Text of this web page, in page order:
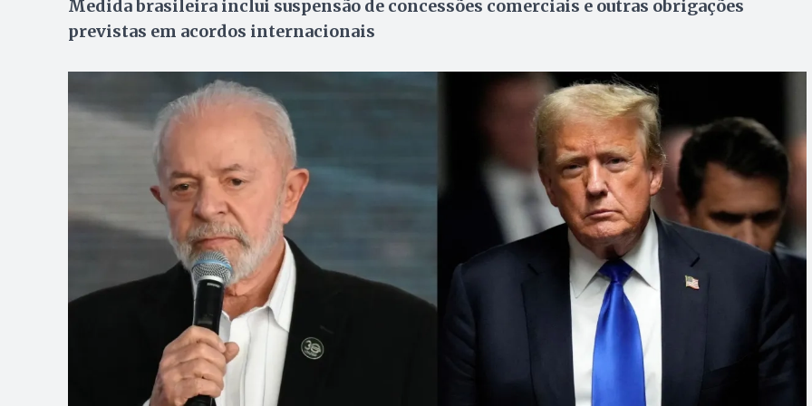
Medida brasileira inclui suspensão de concessões comerciais e outras obrigações
previstas em acordos internacionais